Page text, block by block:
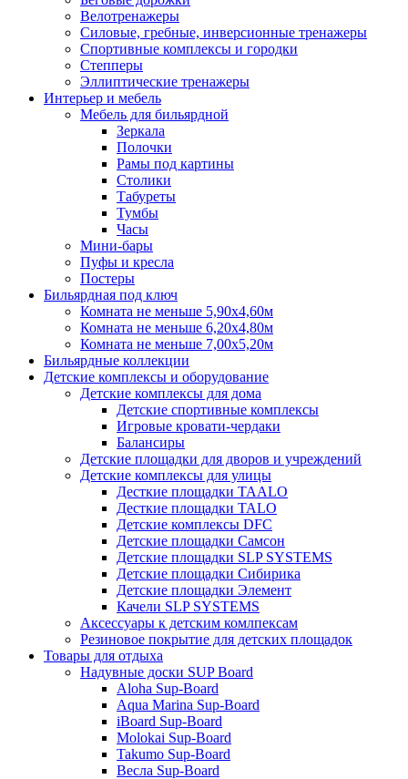
Велотренажеры
Силовые, гребные, инверсионные тренажеры
Спортивные комплексы и городки
Степперы
Эллиптические тренажеры
Интерьер и мебель
Мебель для бильярдной
Зеркала
Полочки
Рамы под картины
Столики
Табуреты
Тумбы
Часы
Мини-бары
Пуфы и кресла
Постеры
Бильярдная под ключ
Комната не меньше 5,90х4,60м
Комната не меньше 6,20х4,80м
Комната не меньше 7,00х5,20м
Бильярдные коллекции
Детские комплексы и оборудование
Детские комплексы для дома
Детские спортивные комплексы
Игровые кровати-чердаки
Балансиры
Детские площадки для дворов и учреждений
Детские комплексы для улицы
Десткие площадки TAALO
Десткие площадки TALO
Детские комплексы DFC
Детские площадки Самсон
Детские площадки SLP SYSTEMS
Детские площадки Сибирика
Детские площадки Элемент
Качели SLP SYSTEMS
Аксессуары к детским комлпексам
Резиновое покрытие для детских площадок
Товары для отдыха
Надувные доски SUP Board
Aloha Sup-Board
Aqua Marina Sup-Board
iBoard Sup-Board
Molokai Sup-Board
Takumo Sup-Board
Весла Sup-Board